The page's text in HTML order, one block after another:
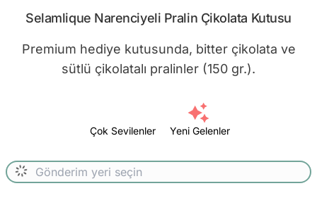
Selamlique Narenciyeli Pralin Çikolata Kutusu
Premium hediye kutusunda, bitter çikolata ve
sütlü çikolatalı pralinler (150 gr.).
Çok Sevilenler Yeni Gelenler